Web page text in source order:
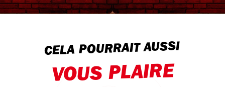
CELA POURRAIT AUSSI
VOUS PLAIRE